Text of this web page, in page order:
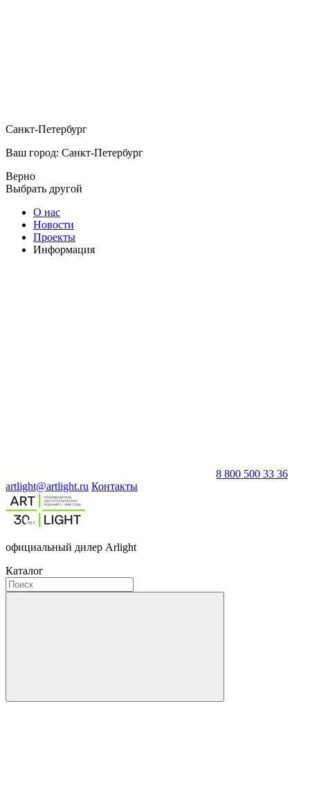
Санкт-Петербург
Ваш город: Санкт-Петербург
Верно
Выбрать другой
О нас
Новости
Проекты
Информация
8 800 500 33 36
artlight@artlight.ru Контакты
официальный дилер Arlight
Каталог